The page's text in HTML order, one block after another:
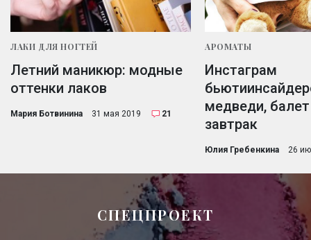
ЛАКИ ДЛЯ НОГТЕЙ
Летний маникюр: модные
оттенки лаков
Мария Ботвинина 31 мая 2019 21
АРОМАТЫ
Инстаграм
медведи,
завтрак
Юлия Гребенкина 26
СПЕЦПРОЕКТ